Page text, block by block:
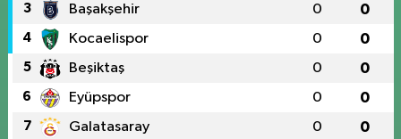
3 Başakşehir 0 0
4 Kocaelispor 0 0
5 Beşiktaş 0 0
6 Eyüpspor 0 0
7 Galatasaray 0 0